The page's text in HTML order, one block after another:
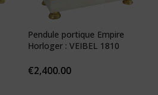
Pendule portique Empire
Horloger : VEIBEL 1810
€2,400.00